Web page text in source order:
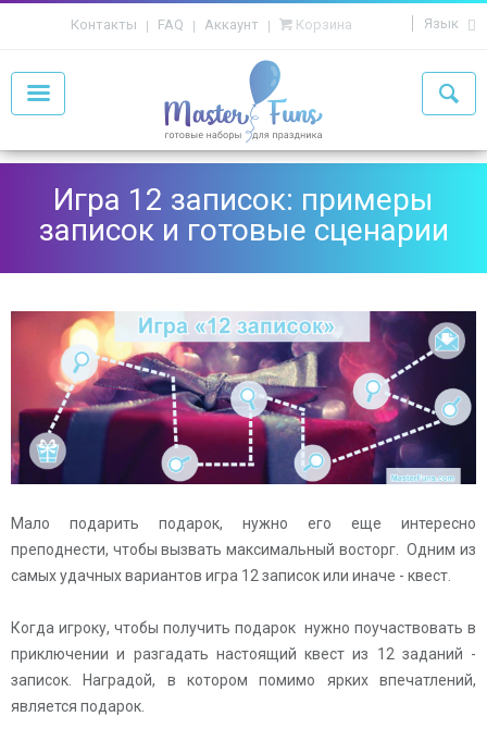
Контакты FAQ Аккаунт Корзина Язык
Игра 12 записок: примеры
записок и готовые сценарии
Мало подарить подарок, нужно его еще интересно
преподнести, чтобы вызвать максимальный восторг. Одним из
самых удачных вариантов игра 12 записок или иначе - квест.
Когда игроку, чтобы получить подарок нужно поучаствовать в
приключении и разгадать настоящий квест из 12 заданий -
записок. Наградой, в котором помимо ярких впечатлений,
является подарок.